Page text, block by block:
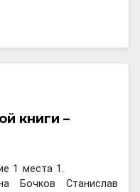
книги –
1 места 1.
Бочков Станислав